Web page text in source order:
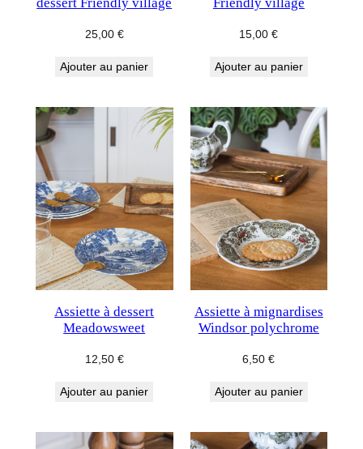
25,00 €
Ajouter au panier
15,00€
Ajouter au panier
Assiette à dessert
Meadowsweet
12,50 €
Ajouter au panier
Assiette à mignardises
Windsor polychrome
6,50€
Ajouter au panier